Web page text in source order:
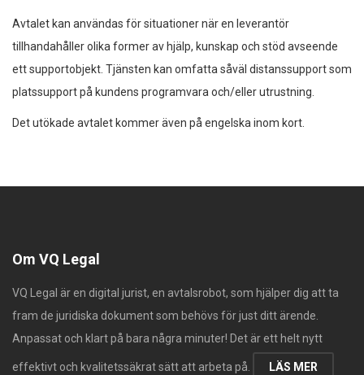
Avtalet kan användas för situationer när en leverantör
tillhandahåller olika former av hjälp, kunskap och stöd avseende
ett supportobjekt. Tjänsten kan omfatta såväl distanssupport som
platssupport på kundens programvara och/eller utrustning.
Det utökade avtalet kommer även på engelska inom kort.
Om VQ Legal
VQ Legal är en digital jurist, en avtalsrobot, som hjälper dig att ta
fram de juridiska dokument som behövs för just ditt ärende.
Anpassat och klart på bara några minuter! Det är ett helt nytt
effektivt och kvalitetssäkrat sätt att arbeta på. LÄS MER